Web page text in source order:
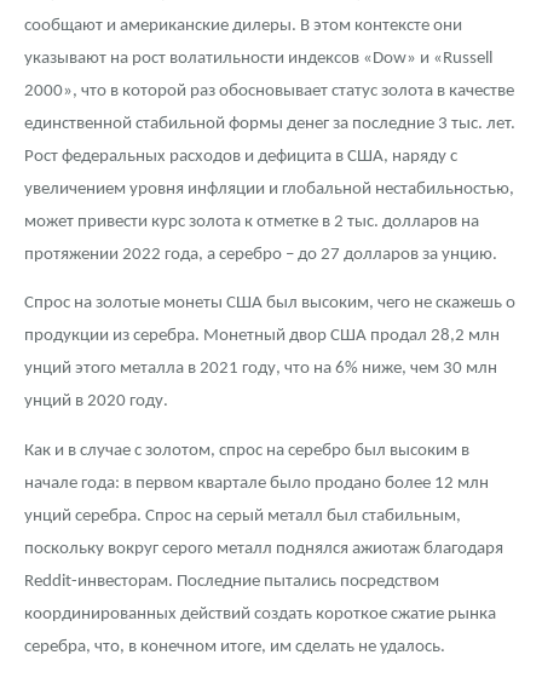
сообщают и американские дилеры. В этом контексте они
указывают на рост волатильности индексов «Dow» и «Russell
2000», что в которой раз обосновывает статус золота в качестве
единственной стабильной формы денег за последние 3 тыс. лет.
Рост федеральных расходов и дефицита в США, наряду с
увеличением уровня инфляции и глобальной нестабильностью,
может привести курс золота к отметке в 2 тыс. долларов на
протяжении 2022 года, а серебро – до 27 долларов за унцию.
Спрос на золотые монеты США был высоким, чего не скажешь о
продукции из серебра. Монетный двор США продал 28,2 млн
унций этого металла в 2021 году, что на 6% ниже, чем 30 млн
унций в 2020 году.
Как и в случае с золотом, спрос на серебро был высоким в
начале года: в первом квартале было продано более 12 млн
унций серебра. Спрос на серый металл был стабильным,
поскольку вокруг серого металл поднялся ажиотаж благодаря
Reddit-инвесторам. Последние пытались посредством
координированных действий создать короткое сжатие рынка
серебра, что, в конечном итоге, им сделать не удалось.